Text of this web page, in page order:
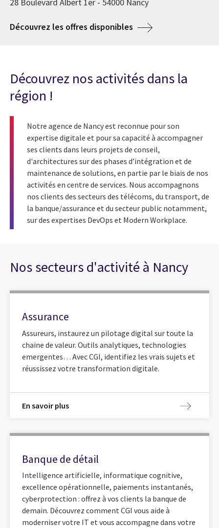
Découvrez les offres disponibles
Découvrez nos activités dans la
région !
Notre agence de Nancy est reconnue pour son
expertise digitale et pour sa capacité à accompagner
ses clients dans leurs projets de conseil,
d'architectures sur des phases d’intégration et de
maintenance de solutions, en partie par le biais de nos
activités en centre de services. Nous accompagnons
nos clients des secteurs des télécoms, du transport, de
la banque/assurance et du secteur public notamment,
sur des expertises DevOps et Modern Workplace.
Nos secteurs d'activité à Nancy
Assurance
Assureurs, instaurez un pilotage digital sur toute la
chaine de valeur. Outils analytiques, technologies
emergentes… Avec CGI, identifiez les vrais sujets et
réussissez votre transformation digitale.
En savoir plus
Banque de détail
Intelligence artificielle, informatique cognitive,
excellence opérationnelle, paiements instantanés,
cyberprotection : offrez à vos clients la banque de
demain. Découvrez comment CGI vous aide à
moderniser votre IT et vous accompagne dans votre